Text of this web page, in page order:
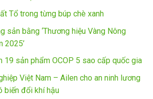
Tổ trong từng búp chè xanh
sản bằng ‘Thương hiệu Vàng Nông
2025’
19 sản phẩm OCOP 5 sao cấp quốc gia
Việt Nam – Ailen cho an ninh lương
biến đổi khí hậu